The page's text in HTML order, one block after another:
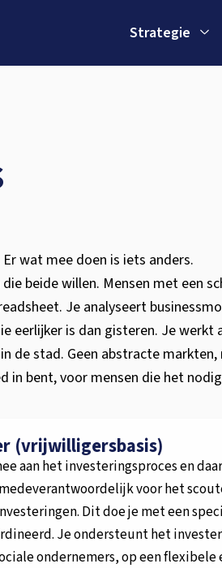
Strategie
wat mee doen is iets anders.
beide willen. Mensen met een
Je analyseert
eerlijker is dan gisteren. Je
de stad. Geen abstracte
in bent, voor mensen die het
(vrijwilligersbasis)
aan het investeringsproces en
voor het
Dit doe je met een
Je ondersteunt het
ondernemers, op een